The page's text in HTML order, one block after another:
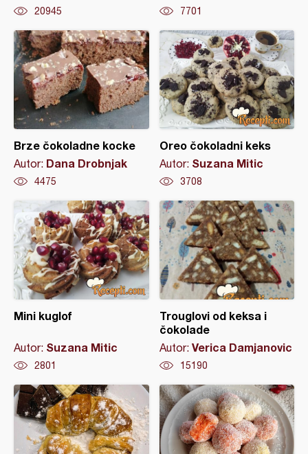
20945 7701
Brze čokoladne kocke
Autor: Dana Drobnjak
4475
Oreo čokoladni keks
Autor: Suzana Mitic
3708
Mini kuglof
Autor: Suzana Mitic
2801
Trouglovi od keksa i
čokolade
Autor: Verica Damjanovic
15190